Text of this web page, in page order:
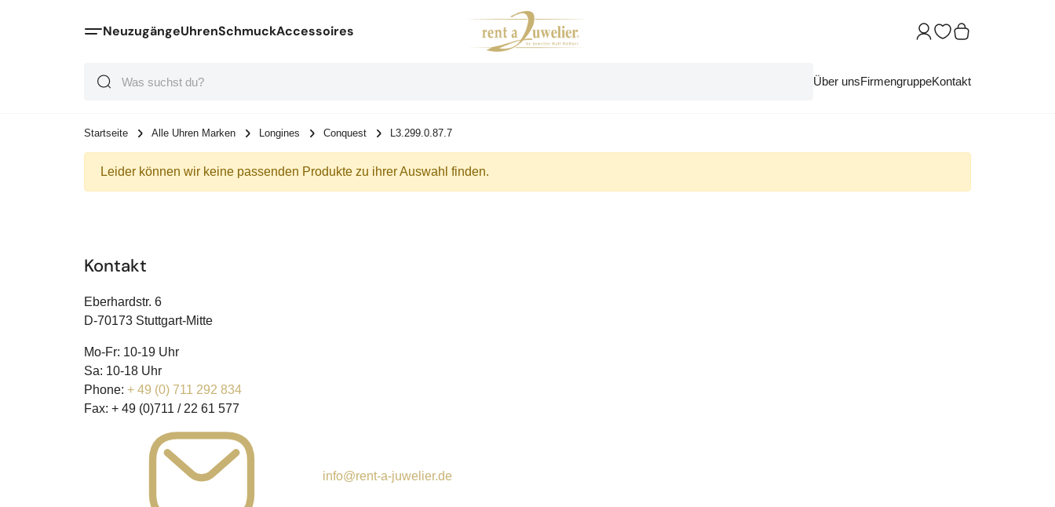
NeuzugängeUhrenSchmuckAccessoires
Suche
Über unsFirmengruppeKontakt
Startseite Alle Uhren Marken Longines Conquest L3.299.0.87.7
Leider können wir keine passenden Produkte zu ihrer Auswahl finden.
Kontakt
Eberhardstr. 6
D-70173 Stuttgart-Mitte
Mo-Fr: 10-19 Uhr
Sa: 10-18 Uhr
Phone: + 49 (0) 711 292 834
Fax: + 49 (0)711 / 22 61 577
info@rent-a-juwelier.de